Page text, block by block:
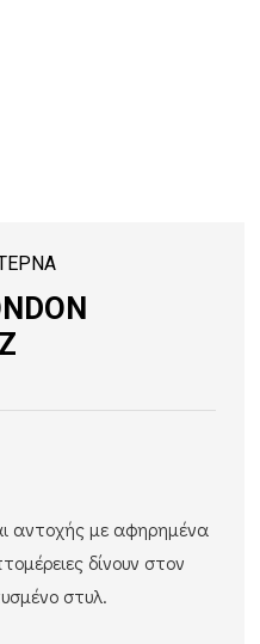
αντοχής με αφηρημένα
δίνουν στον
στυλ.